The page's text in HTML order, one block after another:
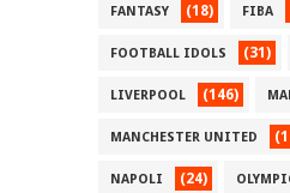
FANTASY (18) FIBA
FOOTBALL IDOLS (31)
LIVERPOOL (146)
MANCHESTER UNITED
NAPOLI (24)